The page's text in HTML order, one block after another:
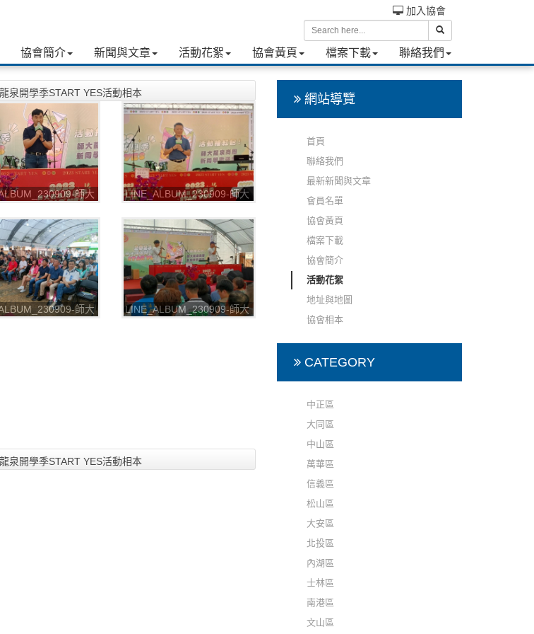
協會簡介 新聞與文章 活動花絮 協會黃頁 檔案下載 聯絡我們
加入協會
泉開學季START YES活動相本
師大
YES_230909_8
LINE_ALBUM_230909-師大
START YES_230909_7
師大
LINE_ALBUM_230909-師大
泉開學季START YES活動相本
網站導覽
首頁
聯絡我們
最新新聞與文章
會員名單
協會黃頁
檔案下載
協會簡介
活動花絮
地址與地圖
協會相本
CATEGORY
中正區
大同區
中山區
萬華區
信義區
松山區
大安區
北投區
內湖區
士林區
南港區
文山區